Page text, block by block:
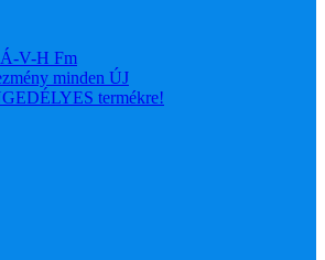
V-H Fm
minden ÚJ
termékre!